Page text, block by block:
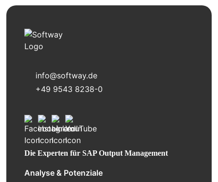
info@softway.de
+49 9543 8238-0
Die Experten für SAP Output Management
Analyse & Potenziale